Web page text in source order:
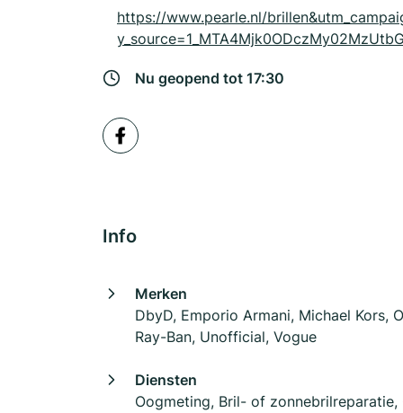
https://www.pearle.nl/
Nu geopend tot 17:30
Info
Merken
DbyD, Emporio Armani, Michael Kors,
Ray-Ban, Unofficial, Vogue
Diensten
Oogmeting, Bril- of zonnebrilreparatie,